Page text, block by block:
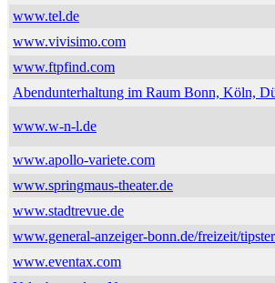
www.tel.de
www.vivisimo.com
www.ftpfind.com
Abendunterhaltung im Raum Bonn, Köln,
www.w-n-l.de
www.apollo-variete.com
www.springmaus-theater.de
www.stadtrevue.de
www.general-anzeiger-bonn.de/freizeit/
www.eventax.com